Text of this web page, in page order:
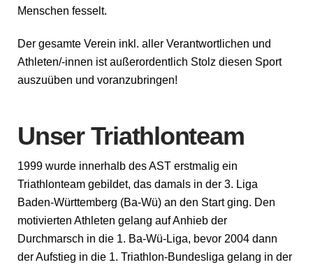
Menschen fesselt.
Der gesamte Verein inkl. aller Verantwortlichen und
Athleten/-innen ist außerordentlich Stolz diesen Sport
auszuüben und voranzubringen!
Unser Triathlonteam
1999 wurde innerhalb des AST erstmalig ein
Triathlonteam gebildet, das damals in der 3. Liga
Baden-Württemberg (Ba-Wü) an den Start ging. Den
motivierten Athleten gelang auf Anhieb der
Durchmarsch in die 1. Ba-Wü-Liga, bevor 2004 dann
der Aufstieg in die 1. Triathlon-Bundesliga gelang in der